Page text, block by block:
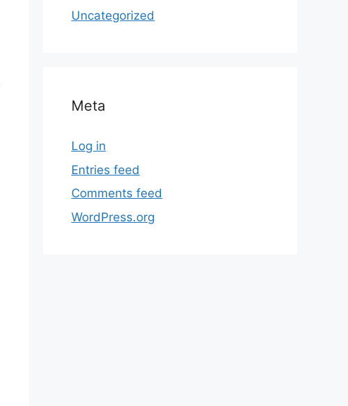
Uncategorized
Meta
Log in
Entries feed
Comments feed
WordPress.org